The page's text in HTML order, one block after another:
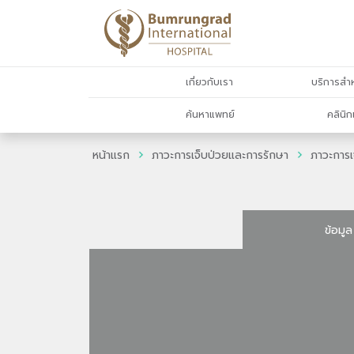
เกี่ยวกับเรา บริการส
ค้นหาแพทย์ คลินิก
หน้าแรก ภาวะการเจ็บป่วยและการรักษา ภาวะกา
ข้อมูล